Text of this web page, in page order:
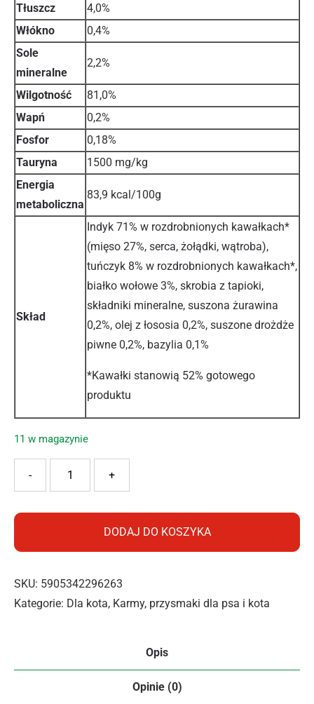
Tłuszcz
4,0%
Włókno
0,4%
Sole
mineralne
2,2%
Wilgotność
81,0%
Wapń
0,2%
Fosfor
0,18%
Tauryna
1500 mg/kg
Energia
metaboliczna
83,9 kcal/100g
Skład
Indyk 71% w rozdrobnionych kawałkach*
(mięso 27%, serca, żołądki, wątroba),
tuńczyk 8% w rozdrobnionych kawałkach*,
białko wołowe 3%, skrobia z tapioki,
składniki mineralne, suszona żurawina
0,2%, olej z łososia 0,2%, suszone drożdże
piwne 0,2%, bazylia 0,1%
*Kawałki stanowią 52% gotowego
produktu
11 w magazynie
ilość PAN MIĘSKO KM KOT SASZETKA INDYK Z
+
-
DODAJ DO KOSZYKA
SKU: 5905342296263
Kategorie: Dla kota, Karmy, przysmaki dla psa i kota
Opis
Opinie (0)